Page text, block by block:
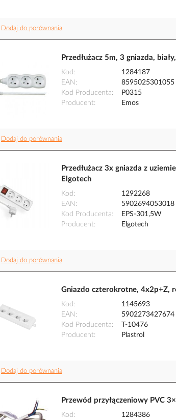
Dodaj do porównania
Przedłużacz 5m, 3 gniazda,
Kod
1284187
EAN
8595025301055
Kod Producenta
P0315
Producent
Emos
Dodaj do porównania
Przedłużacz 3x gniazda z
Elgotech
Kod
1292268
EAN
5902694053018
Kod Producenta
EPS-301,5W
Producent
Elgotech
Dodaj do porównania
Gniazdo czterokrotne, 4x2p+Z,
Kod
1145693
EAN
5902273427674
Kod Producenta
T-10476
Producent
Plastrol
Dodaj do porównania
Przewód przyłączeniowy PVC
Kod 1284386